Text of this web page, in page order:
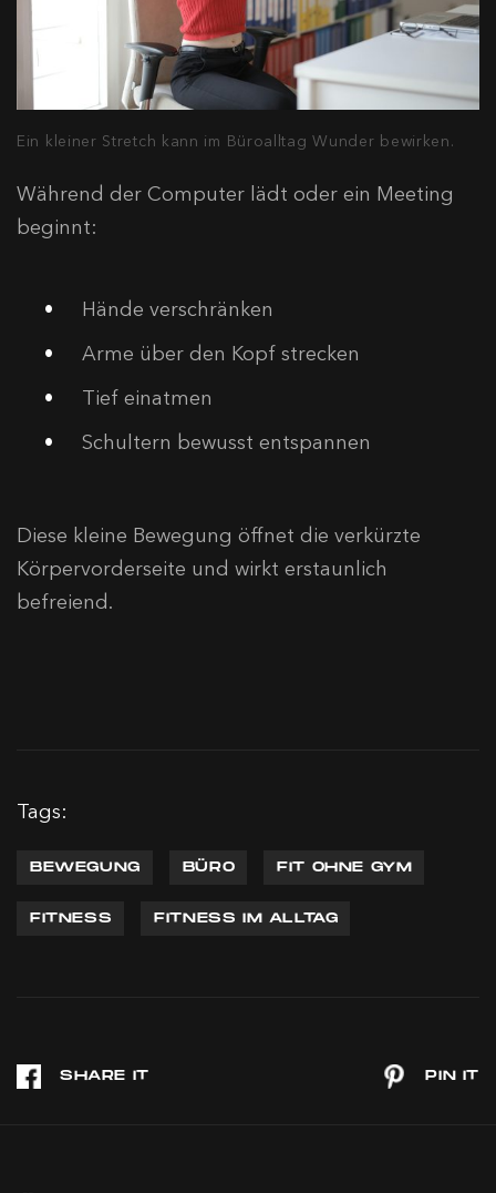
Ein kleiner Stretch kann im Büroalltag Wunder bewirken.
Während der Computer lädt oder ein Meeting
beginnt:
Hände verschränken
Arme über den Kopf strecken
Tief einatmen
Schultern bewusst entspannen
Diese kleine Bewegung öffnet die verkürzte
Körpervorderseite und wirkt erstaunlich
befreiend.
Tags:
BEWEGUNG BÜRO FIT OHNE GYM
FITNESS FITNESS IM ALLTAG